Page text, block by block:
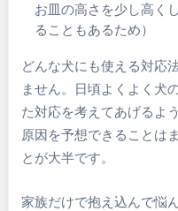
お皿の高さを少し高く
ることもあるため）
どんな犬にも使える対応
ません。日頃よくよく犬
た対応を考えてあげるよ
原因を予想できることは
とが大半です。
家族だけで抱え込んで悩